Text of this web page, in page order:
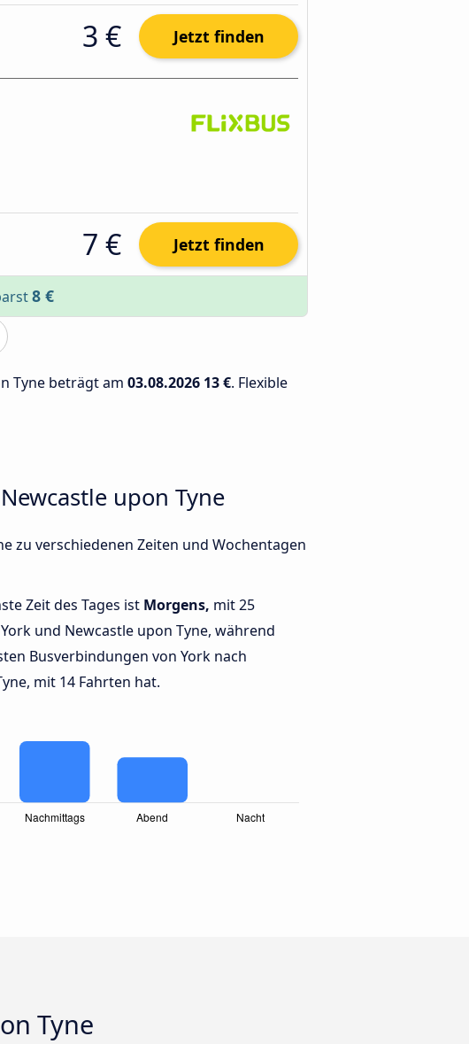
3 € Jetzt finden
7 € Jetzt finden
8 €
Tyne beträgt am 03.08.2026 13 €. Flexible
upon Tyne
zu verschiedenen Zeiten und Wochentagen
Zeit des Tages ist Morgens, mit 25
und Newcastle upon Tyne, während
Busverbindungen von York nach
mit 14 Fahrten hat.
Tyne